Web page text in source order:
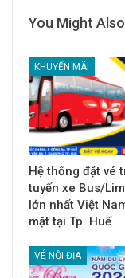
You Might
KHUYẾN MÃI
Hệ thống đặt vé
tuyến xe Bus/
lớn nhất Việt
mặt tại Tp. Huế
VÉ NỘI ĐỊA